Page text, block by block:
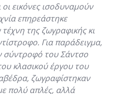
οι εικόνες ισοδυναμούν
επηρεάστηκε
της ζωγραφικής κι
Για παράδειγμα,
σύντροφό του Σάντσο
κλασικού έργου του
ζωγραφίστηκαν
πολύ απλές, αλλά